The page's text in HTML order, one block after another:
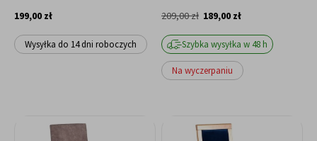
199,00 zł
Wysyłka do 14 dni roboczych
189,00 zł
209,00 zł
Szybka wysyłka w 48 h
Na wyczerpaniu